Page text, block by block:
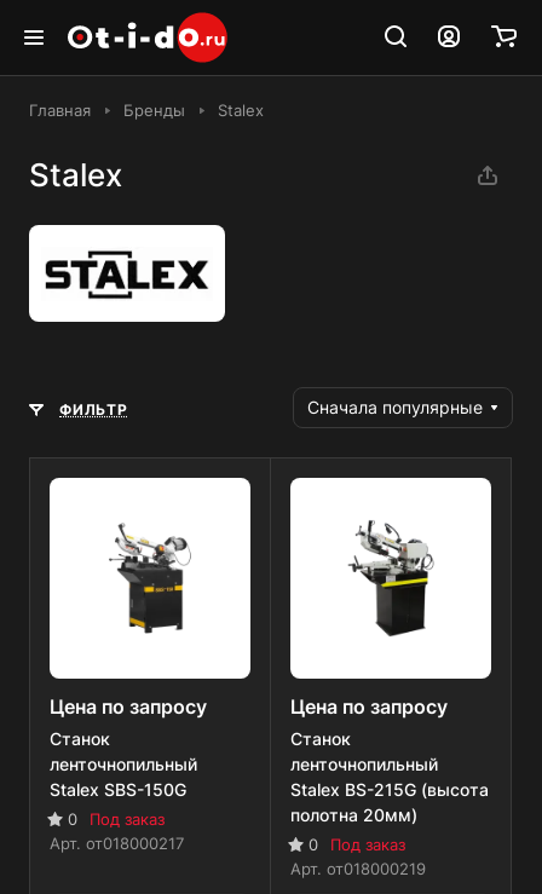
Главная Бренды Stalex
Stalex
ФИЛЬТР Сначала популярные
Цена по запросу
Станок
ленточнопильный
Stalex SBS-150G
0
Под заказ
Арт. от018000217
Цена по запросу
Станок
ленточнопильный
Stalex BS-215G (высота
полотна 20мм)
0
Под заказ
Арт. от018000219